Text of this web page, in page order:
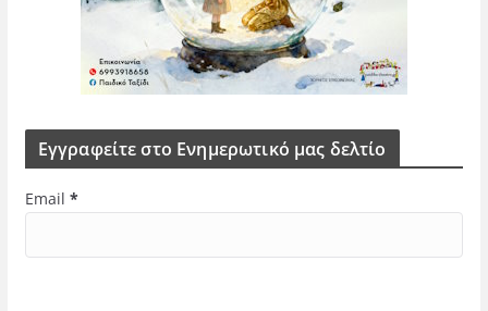
Εγγραφείτε στο Ενημερωτικό μας δελτίο
Email *